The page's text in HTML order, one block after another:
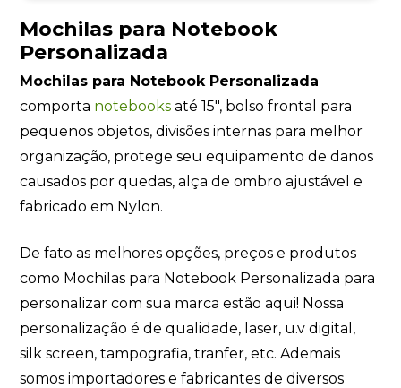
Mochilas para Notebook
Personalizada
Mochilas para Notebook Personalizada
comporta notebooks até 15″, bolso frontal para
pequenos objetos, divisões internas para melhor
organização, protege seu equipamento de danos
causados por quedas, alça de ombro ajustável e
fabricado em Nylon.
De fato as melhores opções, preços e produtos
como Mochilas para Notebook Personalizada para
personalizar com sua marca estão aqui! Nossa
personalização é de qualidade, laser, u.v digital,
silk screen, tampografia, tranfer, etc. Ademais
somos importadores e fabricantes de diversos